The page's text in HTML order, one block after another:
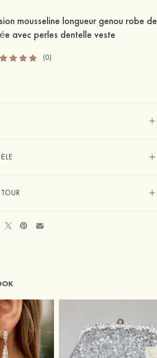
mousseline longueur genou robe de
avec perles dentelle veste
(0)